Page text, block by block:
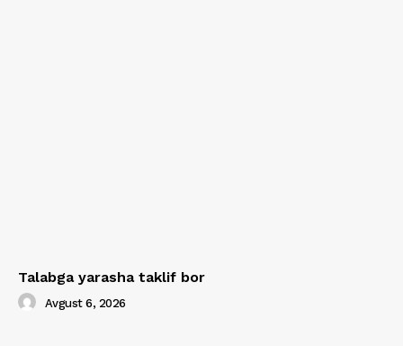
Talabga yarasha taklif bor
Avgust 6, 2026